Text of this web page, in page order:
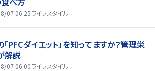
07 06:25ライフスタイル
PFCダイエット」を知ってますか？管理栄
解説
07 06:00ライフスタイル